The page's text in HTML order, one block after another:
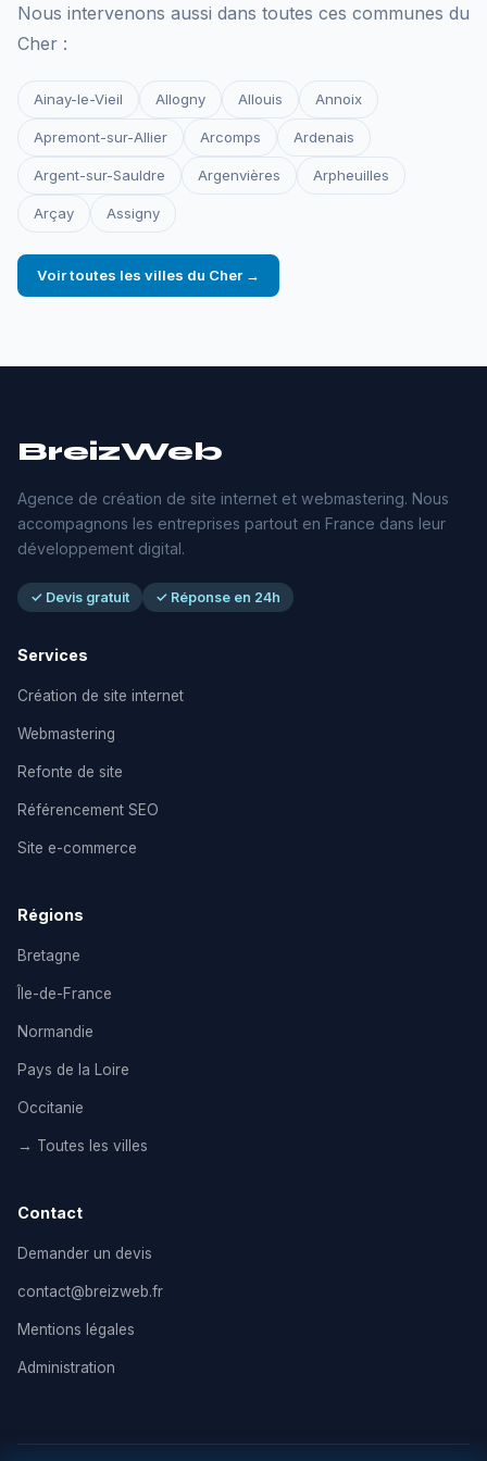
Nous intervenons aussi dans toutes ces communes du
Cher :
Ainay-le-Vieil Allogny Allouis Annoix
Apremont-sur-Allier Arcomps Ardenais
Argent-sur-Sauldre Argenvières Arpheuilles
Arçay Assigny
Voir toutes les villes du Cher →
BreizWeb
Agence de création de site internet et webmastering. Nous
accompagnons les entreprises partout en France dans leur
développement digital.
✓ Devis gratuit ✓ Réponse en 24h
Services
Création de site internet
Webmastering
Refonte de site
Référencement SEO
Site e-commerce
Régions
Bretagne
Île-de-France
Normandie
Pays de la Loire
Occitanie
→ Toutes les villes
Contact
Demander un devis
contact@breizweb.fr
Mentions légales
Administration